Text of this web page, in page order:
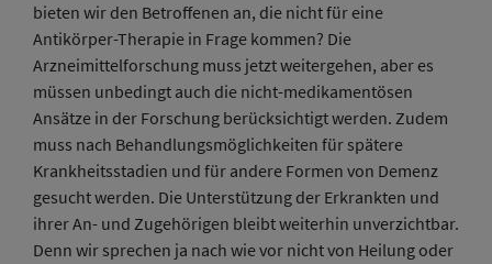
bieten wir den Betroffenen an, die nicht für eine
Antikörper-Therapie in Frage kommen? Die
Arzneimittelforschung muss jetzt weitergehen, aber es
müssen unbedingt auch die nicht-medikamentösen
Ansätze in der Forschung berücksichtigt werden. Zudem
muss nach Behandlungsmöglichkeiten für spätere
Krankheitsstadien und für andere Formen von Demenz
gesucht werden. Die Unterstützung der Erkrankten und
ihrer An- und Zugehörigen bleibt weiterhin unverzichtbar.
Denn wir sprechen ja nach wie vor nicht von Heilung oder